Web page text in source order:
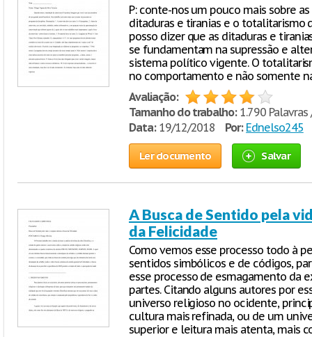
P: conte-nos um pouco mais sobre
ditaduras e tiranias e o totalitarismo
posso dizer que as ditaduras e
se fundamentam na supressão e
sistema político vigente. O
no comportamento e não somente
Avaliação:
Tamanho do trabalho:1.790 Palavras
Data:19/12/2018 Por: Ednelso245
Ler documento Salvar
A Busca de Sentido pela
da Felicidade
Como vemos esse processo todo à
sentidos simbólicos e de códigos,
esse processo de esmagamento da
partes. Citando alguns autores por
universo religioso no ocidente,
cultura mais refinada, ou de um
superior e leitura mais atenta, mais